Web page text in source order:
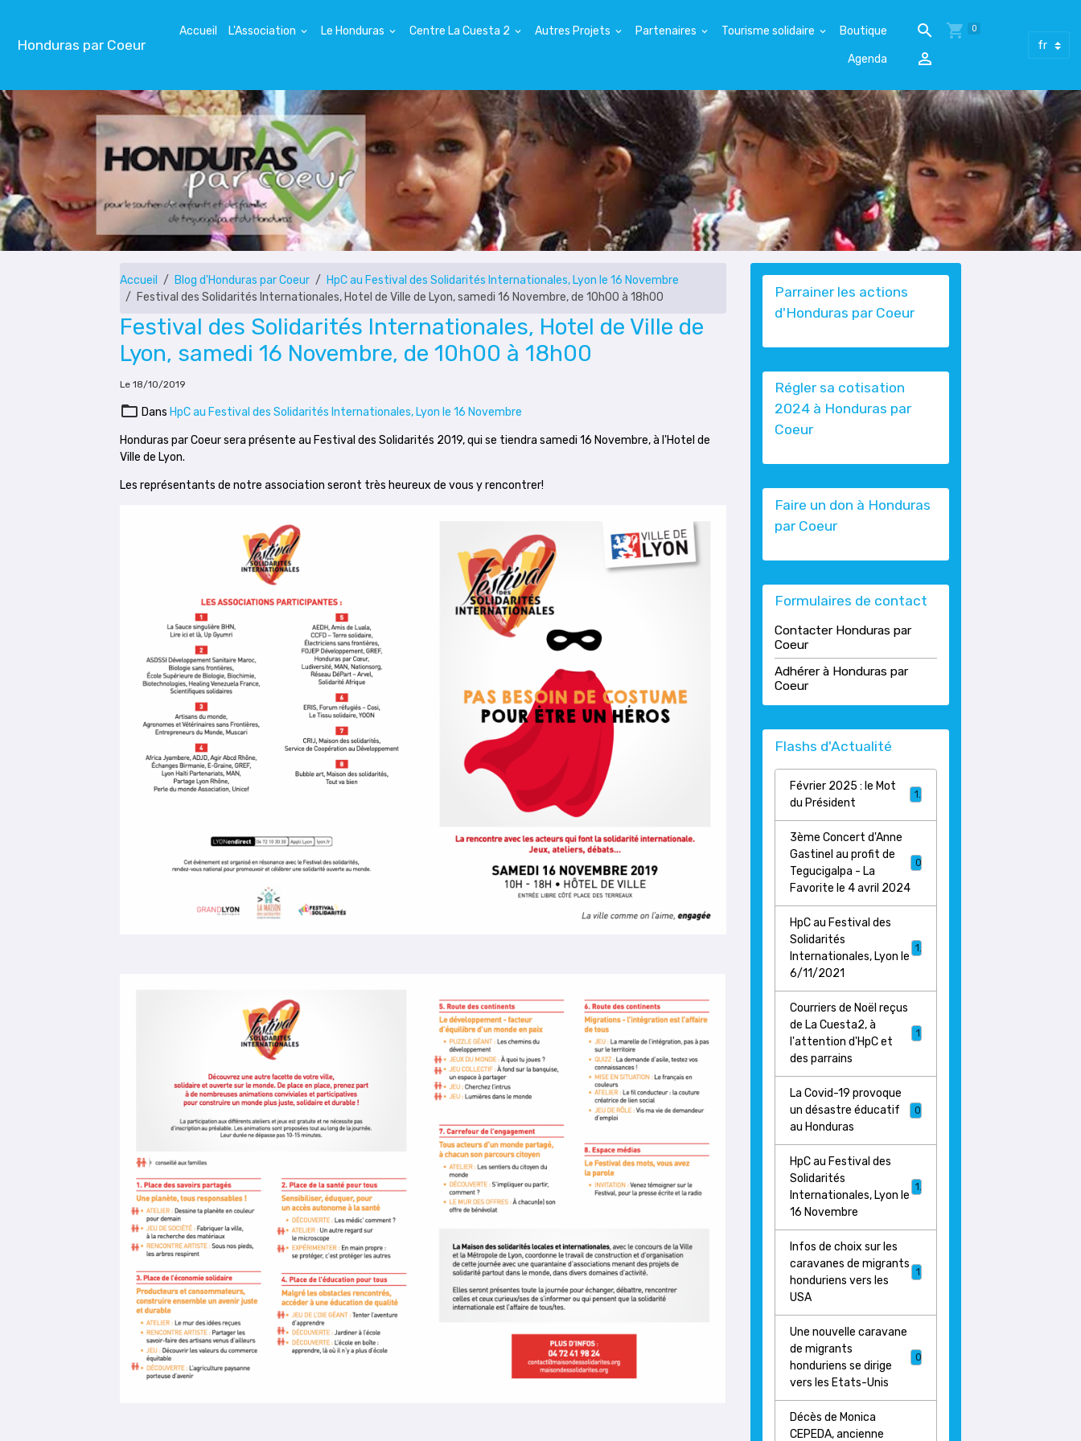
Honduras par Coeur
Accueil L'Association Le Honduras Centre La Cuesta 2 Autres Projets Partenaires Tourisme solidaire Boutique
Agenda
0
Accueil Blog d'Honduras par Coeur
HpC au Festival des Solidarités Internationales, Lyon le 16 Novembre
Festival des Solidarités Internationales, Hotel de Ville de Lyon, samedi 16 Novembre, de 10h00 à 18h00
Festival des Solidarités Internationales, Hotel de Ville de
Lyon, samedi 16 Novembre, de 10h00 à 18h00
Le 18/10/2019
Dans HpC au Festival des Solidarités Internationales, Lyon le 16 Novembre
Honduras par Coeur sera présente au Festival des Solidarités 2019, qui se tiendra samedi 16 Novembre, à l'Hotel de
Ville de Lyon.
Les représentants de notre association seront très heureux de vous y rencontrer!
Parrainer les actions
d'Honduras par Coeur
Régler sa cotisation
2024 à Honduras par
Coeur
Faire un don à Honduras
par Coeur
Formulaires de contact
Contacter Honduras par
Coeur
Adhérer à Honduras par
Coeur
Flashs d'Actualité
Février 2025 : le Mot
du Président
1
3ème Concert d'Anne
Gastinel au profit de
Tegucigalpa - La
Favorite le 4 avril 2024
HpC au Festival des
Solidarités
Internationales, Lyon le
6/11/2021
1
Courriers de Noël reçus
de La Cuesta2, à
l'attention d'HpC et
des parrains
1
La Covid-19 provoque
un désastre éducatif
au Honduras
HpC au Festival des
Solidarités
Internationales, Lyon le
16 Novembre
1
Infos de choix sur les
caravanes de migrants
honduriens vers les
USA
1
Une nouvelle caravane
de migrants
honduriens se dirige
vers les Etats-Unis
Décès de Monica
CEPEDA, ancienne